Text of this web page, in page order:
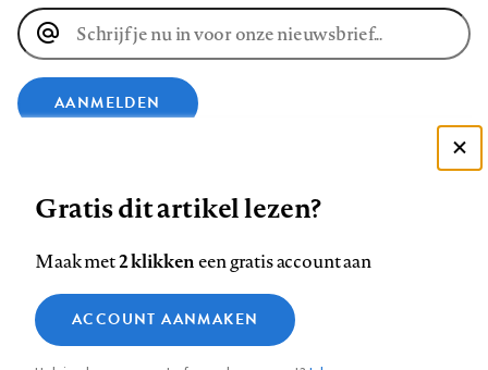
E-
mailadres
AANMELDEN
op
Facebook
op
LinkedIn
op
Bluesky
ons
op
InstagramYouTube
Footer
Contact Colofon Disclaimer Privacy
Medische vragen verdienen
betrouwbare antwoorden
Gratis dit artikel lezen?
Maak met2 klikkeneen gratis account aan
ACCOUNT AANMAKEN
Zie onze cookie policy
Functionele cookies
Analytische cookies